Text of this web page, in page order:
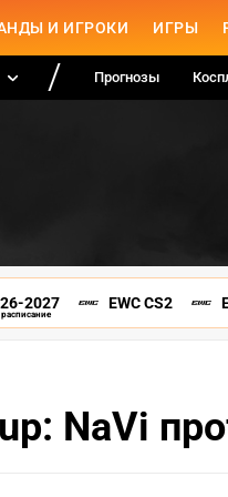
И ИГРОКИ ИГРЫ
Прогнозы
2027 EWC CS2
NaVi